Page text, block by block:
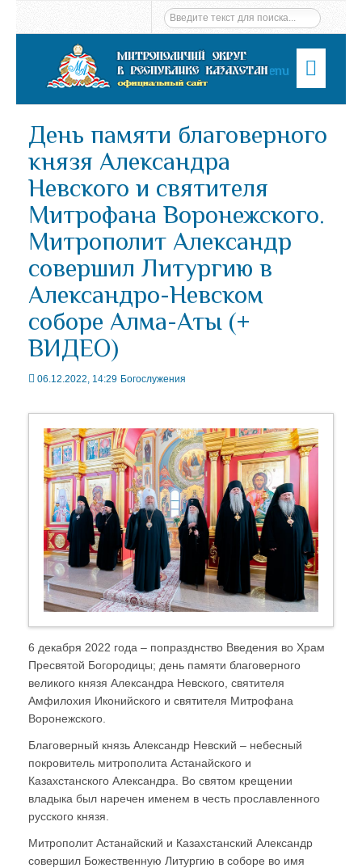
Menu
День памяти благоверного
князя Александра
Невского и святителя
Митрофана Воронежского.
Митрополит Александр
совершил Литургию в
Александро-Невском
соборе Алма-Аты (+
ВИДЕО)
06.12.2022, 14:29 Богослужения
6 декабря 2022 года – попразднство Введения во Храм
Пресвятой Богородицы; день памяти благоверного
великого князя Александра Невского, святителя
Амфилохия Иконийского и святителя Митрофана
Воронежского.
Благоверный князь Александр Невский – небесный
покровитель митрополита Астанайского и
Казахстанского Александра. Во святом крещении
владыка был наречен именем в честь прославленного
русского князя.
Митрополит Астанайский и Казахстанский Александр
совершил Божественную Литургию в соборе во имя